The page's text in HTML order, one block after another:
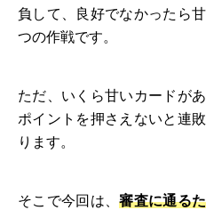
負して、良好でなかったら
つの作戦です。
ただ、いくら甘いカードが
ポイントを押さえないと連
ります。
そこで今回は、審査に通る